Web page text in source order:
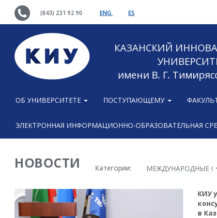
(843) 231 92 90 ENG ES
КАЗАНСКИЙ
имени В. Г.
ОБ УНИВЕРСИТЕТЕ ПОСТУПАЮЩЕМУ
ЭЛЕКТРОННАЯ ИНФОРМАЦИОННО-ОБРАЗОВАТЕЛЬНАЯ
НОВОСТИ Категории: МЕЖДУНАРОДНЫЕ
КИУ
в